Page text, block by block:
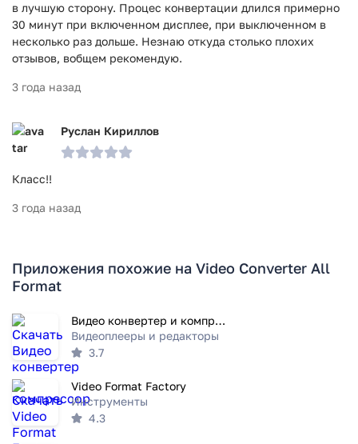
в лучшую сторону. Процес конвертации длился примерно
30 минут при включенном дисплее, при выключенном в
несколько раз дольше. Незнаю откуда столько плохих
отзывов, вобщем рекомендую.
3 года назад
Руслан Кириллов
Класс!!
3 года назад
Приложения похожие на Video Converter All
Format
Видео конвертер и компрессор
Видеоплееры и редакторы
3.7
Video Format Factory
Инструменты
4.3